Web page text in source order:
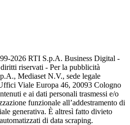
2026 RTI S.p.A. Business Digital -
riservati - Per la pubblicità
Mediaset N.V., sede legale
Viale Europa 46, 20093 Cologno
e ai dati personali trasmessi e/o
funzionale all’addestramento di
generativa. È altresì fatto divieto
di data scraping.